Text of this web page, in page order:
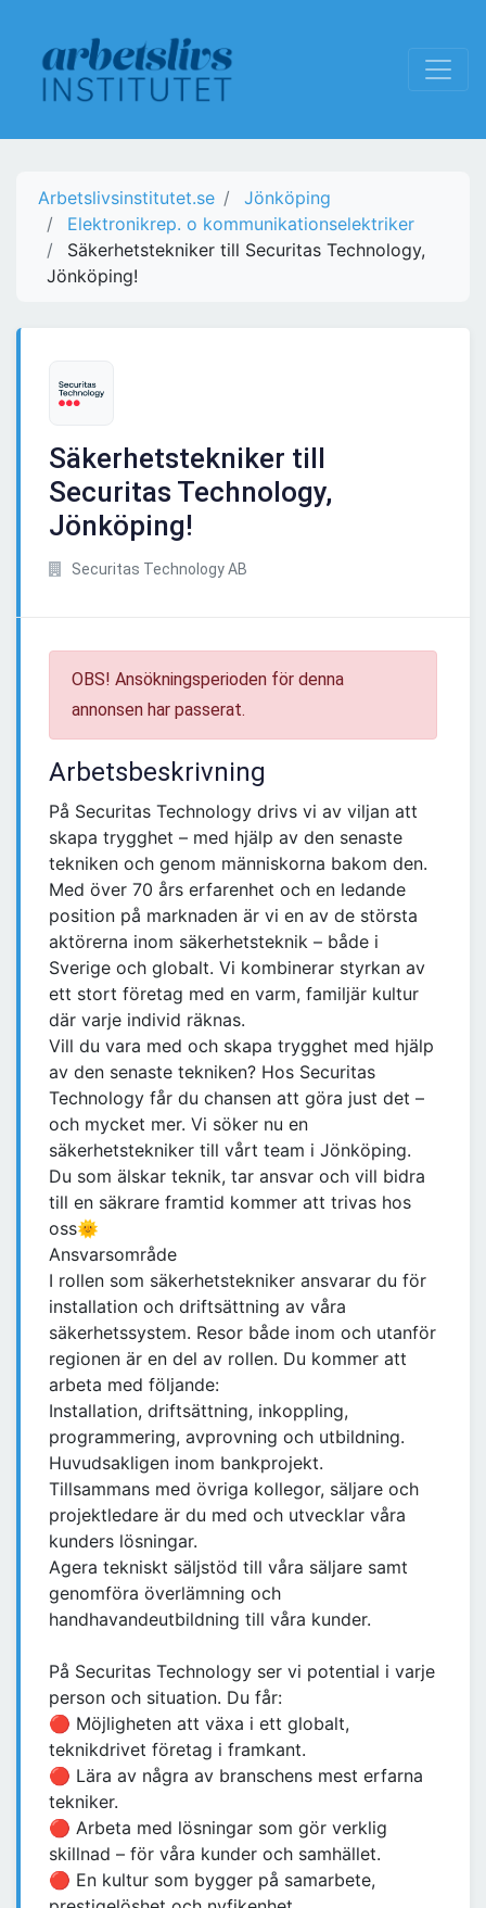
Arbetslivsinstitutet.se
Jönköping
Elektronikrep. o kommunikationselektriker
Säkerhetstekniker till Securitas Technology,
Jönköping!
Säkerhetstekniker till
Securitas Technology,
Jönköping!
Securitas Technology AB
OBS! Ansökningsperioden för denna
annonsen har passerat.
Arbetsbeskrivning
På Securitas Technology drivs vi av viljan att
skapa trygghet – med hjälp av den senaste
tekniken och genom människorna bakom den.
Med över 70 års erfarenhet och en ledande
position på marknaden är vi en av de största
aktörerna inom säkerhetsteknik – både i
Sverige och globalt. Vi kombinerar styrkan av
ett stort företag med en varm, familjär kultur
där varje individ räknas.
Vill du vara med och skapa trygghet med hjälp
av den senaste tekniken? Hos Securitas
Technology får du chansen att göra just det –
och mycket mer. Vi söker nu en
säkerhetstekniker till vårt team i Jönköping.
Du som älskar teknik, tar ansvar och vill bidra
till en säkrare framtid kommer att trivas hos
oss🌞
Ansvarsområde
I rollen som säkerhetstekniker ansvarar du för
installation och driftsättning av våra
säkerhetssystem. Resor både inom och utanför
regionen är en del av rollen. Du kommer att
arbeta med följande:
Installation, driftsättning, inkoppling,
programmering, avprovning och utbildning.
Huvudsakligen inom bankprojekt.
Tillsammans med övriga kollegor, säljare och
projektledare är du med och utvecklar våra
kunders lösningar.
Agera tekniskt säljstöd till våra säljare samt
genomföra överlämning och
handhavandeutbildning till våra kunder.
På Securitas Technology ser vi potential i varje
person och situation. Du får:
🔴 Möjligheten att växa i ett globalt,
teknikdrivet företag i framkant.
🔴 Lära av några av branschens mest erfarna
tekniker.
🔴 Arbeta med lösningar som gör verklig
skillnad – för våra kunder och samhället.
🔴 En kultur som bygger på samarbete,